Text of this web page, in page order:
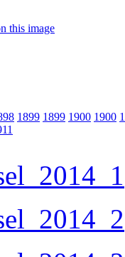
1899 1899 1900 1900